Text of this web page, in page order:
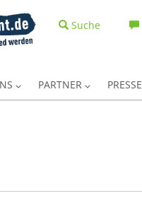
Suche
PARTNER PRESSE